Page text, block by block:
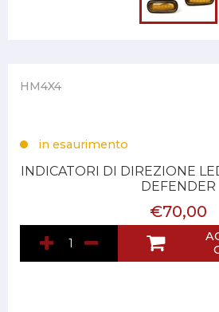
HM4X4
in esaurimento
INDICATORI DI DIREZIONE
DEFENDER
€70,00